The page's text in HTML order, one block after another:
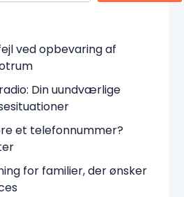
ved opbevaring af
Din uundværlige
et telefonnummer?
for familier, der ønsker